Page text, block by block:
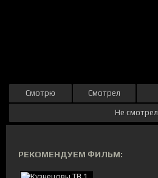
Смотрю Смотрел
Не смотрел
РЕКОМЕНДУЕМ ФИЛЬМ: